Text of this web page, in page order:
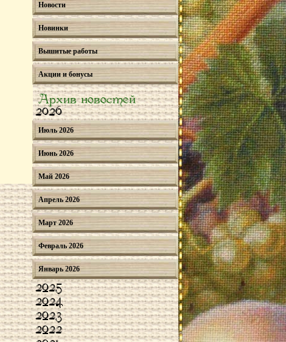
Новости
Новинки
Вышитые работы
Акции и бонусы
Архив новостей
2026
Июль 2026
Июнь 2026
Май 2026
Апрель 2026
Март 2026
Февраль 2026
Январь 2026
2025
2024
2023
2022